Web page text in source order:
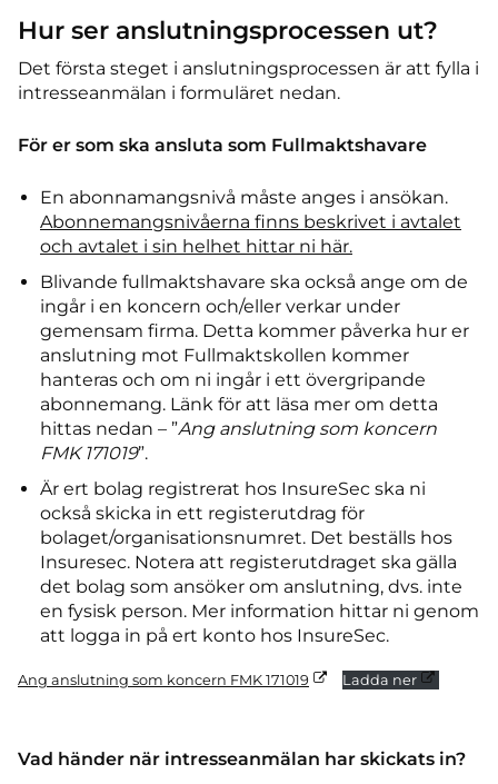
Hur ser anslutningsprocessen ut?
Det första steget i anslutningsprocessen är att fylla i
intresseanmälan i formuläret nedan.
För er som ska ansluta som Fullmaktshavare
En abonnamangsnivå måste anges i ansökan.
Abonnemangsnivåerna finns beskrivet i avtalet
och avtalet i sin helhet hittar ni här.
Blivande fullmaktshavare ska också ange om de
ingår i en koncern och/eller verkar under
gemensam firma. Detta kommer påverka hur er
anslutning mot Fullmaktskollen kommer
hanteras och om ni ingår i ett övergripande
abonnemang. Länk för att läsa mer om detta
hittas nedan – ”Ang anslutning som koncern
FMK 171019”.
Är ert bolag registrerat hos InsureSec ska ni
också skicka in ett registerutdrag för
bolaget/organisationsnumret. Det beställs hos
Insuresec. Notera att registerutdraget ska gälla
det bolag som ansöker om anslutning, dvs. inte
en fysisk person. Mer information hittar ni genom
att logga in på ert konto hos InsureSec.
Ang anslutning som koncern FMK 171019 Ladda ner
Vad händer när intresseanmälan har skickats in?